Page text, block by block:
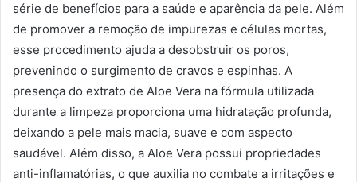
série de benefícios para a saúde e aparência da pele. Além
de promover a remoção de impurezas e células mortas,
esse procedimento ajuda a desobstruir os poros,
prevenindo o surgimento de cravos e espinhas. A
presença do extrato de Aloe Vera na fórmula utilizada
durante a limpeza proporciona uma hidratação profunda,
deixando a pele mais macia, suave e com aspecto
saudável. Além disso, a Aloe Vera possui propriedades
anti-inflamatórias, o que auxilia no combate a irritações e